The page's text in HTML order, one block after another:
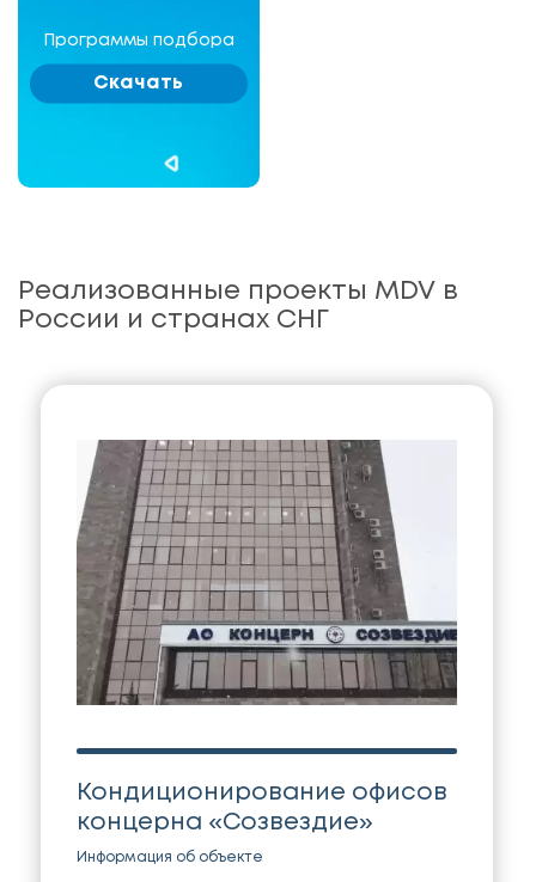
Программы подбора
Скачать
Реализованные проекты MDV в
России и странах СНГ
Кондиционирование офисов
концерна «Созвездие»
Информация об объекте